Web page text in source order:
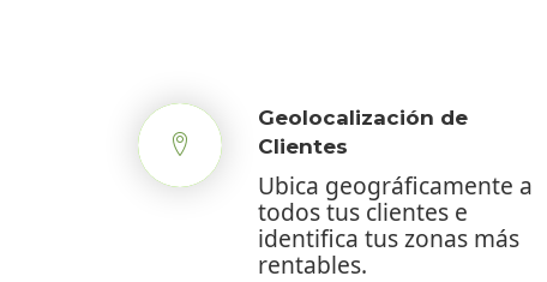
Geolocalización de
Clientes
Ubica geográficamente a
todos tus clientes e
identifica tus zonas más
rentables.